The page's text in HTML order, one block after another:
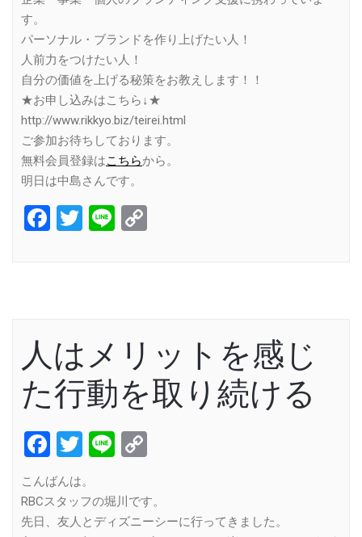
す。
パーソナル・ブランドを作り上げたい人！
人前力をつけたい人！
自分の価値を上げる秘策をお教えします！！
★お申し込みはこちら↓★
http://www.rikkyo.biz/teirei.html
ご参加お待ちしております。
無料会員登録はこちらから。
明日は中島さんです。
Facebook
Twitter
Line
人はメリットを感じ
た行動を取り続ける
Facebook
Twitter
Line
こんばんは。
RBCスタッフの堀川です。
先日、友人とディズニーシーに行ってきました。